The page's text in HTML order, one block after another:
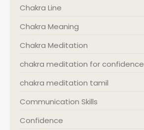
Chakra Line
Chakra Meaning
Chakra Meditation
chakra meditation for confidence
chakra meditation tamil
Communication Skills
Confidence